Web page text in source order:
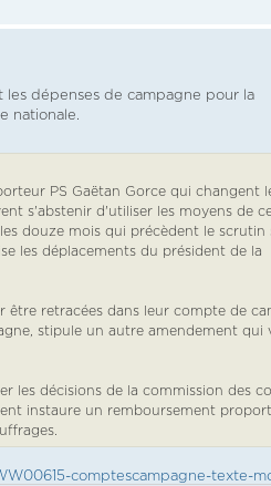
les dépenses de campagne pour la
nationale.
PS Gaëtan Gorce qui changent
s'abstenir d'utiliser les moyens de
douze mois qui précèdent le scrutin
les déplacements du président de la
être retracées dans leur compte de
stipule un autre amendement qui
les décisions de la commission des
instaure un remboursement
comptescampagne-texte-